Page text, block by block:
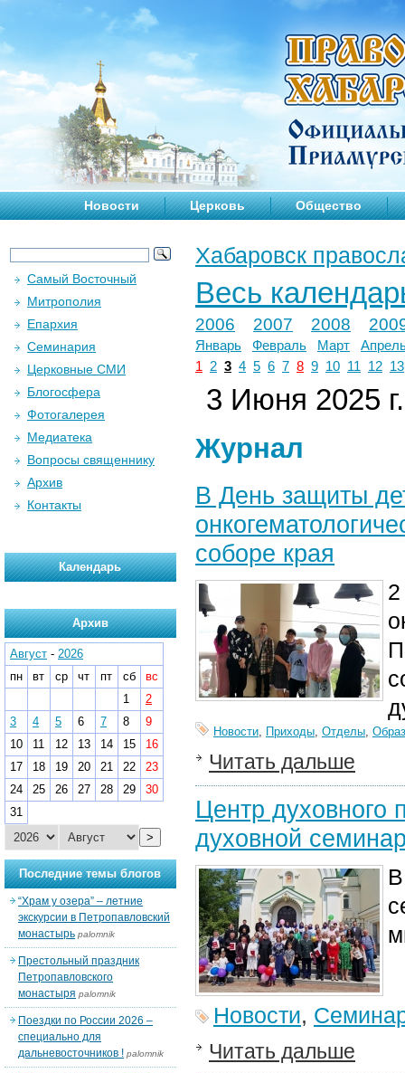
Новости Церковь Общество
Хабаровск
Весь
2006 2007 2008
Январь Февраль Март
1
2 3 4 5 6 7 8 9 10 11 12 13
3 Июня 2025 г.
Журнал
В День защиты
соборе края
Новости, Приходы, Отделы,
Читать дальше
Центр духовного
духовной
Новости,
Читать дальше
Самый Восточный
Митрополия
Епархия
Семинария
Церковные СМИ
Блогосфера
Фотогалерея
Медиатека
Вопросы священнику
Архив
Контакты
Календарь
Архив
Август - 2026
пн
вт ср чт пт сб
вс
1
2
3
4 5 6 7 8
9
10
11 12 13 14 15
16
17
18 19 20 21 22
23
24
25 26 27 28 29
30
31
>
Последние темы блогов
“Храм у озера” – летние
экскурсии в Петропавловский
монастырь palomnik
Престольный праздник
Петропавловского
монастыря palomnik
Поездки по России 2026 –
специально для
дальневосточников ! palomnik